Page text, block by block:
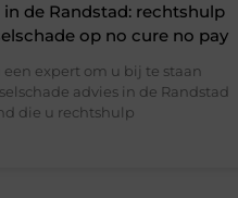
in de Randstad: rechtshulp
op no cure no pay
een expert om u bij te staan
advies in de Randstad
die u rechtshulp